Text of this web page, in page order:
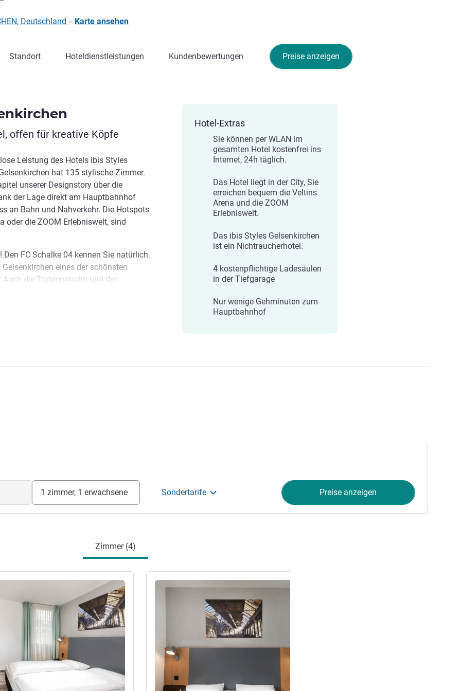
Deutschland - Karte ansehen
Preise anzeigen
Standort Hoteldienstleistungen Kundenbewertungen
offen für kreative Köpfe
Leistung des Hotels ibis Styles
hat 135 stylische Zimmer.
unserer Designstory über die
der Lage direkt am Hauptbahnhof
an Bahn und Nahverkehr. Die Hotspots
oder die ZOOM Erlebniswelt, sind
FC Schalke 04 kennen Sie natürlich.
eines der schönsten
die Trabrennbahn und der
Hotel-Extras
Sie können per WLAN im
gesamten Hotel kostenfrei ins
Internet, 24h täglich.
Das Hotel liegt in der City, Sie
erreichen bequem die Veltins
Arena und die ZOOM
Erlebniswelt.
Das ibis Styles Gelsenkirchen
ist ein Nichtraucherhotel.
4 kostenpflichtige Ladesäulen
in der Tiefgarage
Nur wenige Gehminuten zum
Hauptbahnhof
1 zimmer, 1 erwachsene Sondertarife Preise anzeigen
Zimmer (4)
Details ansehen